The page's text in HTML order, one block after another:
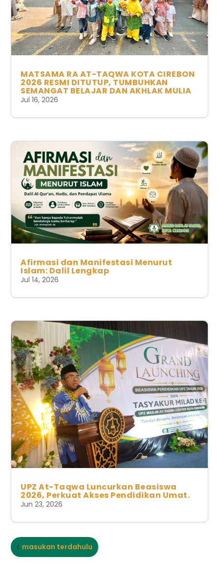
MATSAMA RA AT-TAQWA KOTA CIREBON
2026 RESMI DITUTUP, TUMBUHKAN
SEMANGAT BELAJAR DAN AKHLAK MULIA
Jul 16, 2026
Afirmasi dan Manifestasi Menurut
Islam: Dalil Lengkap
Jul 14, 2026
UPZ At-Taqwa Luncurkan Beasiswa
2026, Perkuat Akses Pendidikan Umat.
Jun 23, 2026
masukan terdahulu